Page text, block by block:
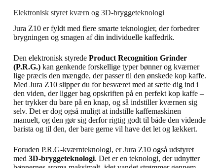
Elektronisk styret kværn og 3D-bryggeteknologi
Jura Z10 er fyldt med flere smarte teknologier, der forbedrer
brygningen og smagen af din individuelle kaffedrik.
Den elektronisk styrede Product Recognition Grinder
(P.R.G.)kan genkende forskellige typer bønner og kværner
lige præcis den mængde, der passer til den ønskede kop kaffe.
Med Jura Z10 slipper du for besværet med at sætte dig ind i
den viden, der ligger bag opskriften på en perfekt kop kaffe –
her trykker du bare på en knap, og så indstiller kværnen sig
selv. Det er dog også muligt at indstille kaffemaskinen
manuelt, og den gør sig derfor rigtig godt til både den vidende
barista og til den, der bare gerne vil have det let og lækkert.
Foruden P.R.G-kværnteknologi, er Jura Z10 også udstyret
med 3D-bryggeteknologi. Det er en teknologi, der udnytter